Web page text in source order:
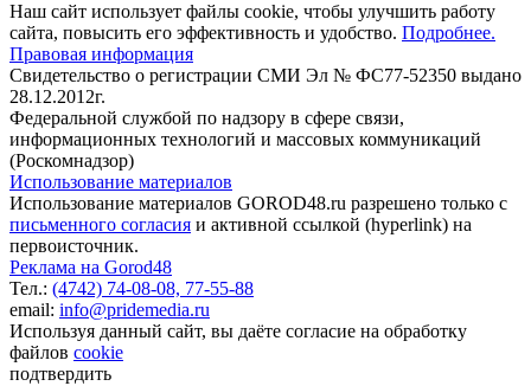
Наш сайт использует файлы cookie, чтобы улучшить работу
сайта, повысить его эффективность и удобство. Подробнее.
Правовая информация
Свидетельство о регистрации СМИ Эл № ФС77-52350 выдано
28.12.2012г.
Федеральной службой по надзору в сфере связи,
информационных технологий и массовых коммуникаций
(Роскомнадзор)
Использование материалов
Использование материалов GOROD48.ru разрешено только с
письменного согласия и активной ссылкой (hyperlink) на
первоисточник.
Реклама на Gorod48
Тел.: (4742) 74-08-08, 77-55-88
email: info@pridemedia.ru
Используя данный сайт, вы даёте согласие на обработку
файлов cookie
подтвердить